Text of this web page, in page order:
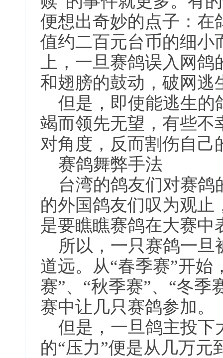
便想出奇妙的点子：在
值约二百元台币的细小
上，一旦赛鸽误入网鸽
和翅膀的鼓动，破网逃
但是，即使能逃生的
竭而领先无望，有些不
对角度，反而割伤自己
赛鸽舞弊手法
台湾的鸽友们对赛鸽
的外国鸽友们叹为观止
是要瞧瞧赛鸽在大赛中
所以，一只赛鸽一旦
道远。从“春季赛”开始
赛”、“秋季赛”、“冬季
赛中让几只赛鸽参加。
但是，一旦鸽主投下
的“压力”便是从几万